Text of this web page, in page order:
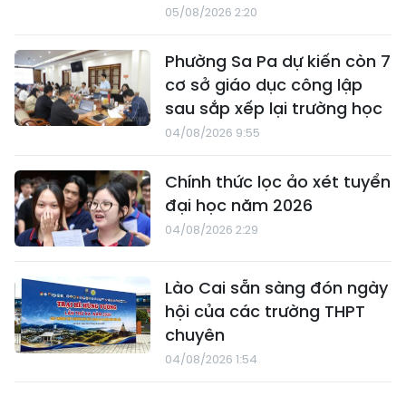
05/08/2026 2:20
Phường Sa Pa dự kiến còn 7
cơ sở giáo dục công lập
sau sắp xếp lại trường học
04/08/2026 9:55
Chính thức lọc ảo xét tuyển
đại học năm 2026
04/08/2026 2:29
Lào Cai sẵn sàng đón ngày
hội của các trường THPT
chuyên
04/08/2026 1:54